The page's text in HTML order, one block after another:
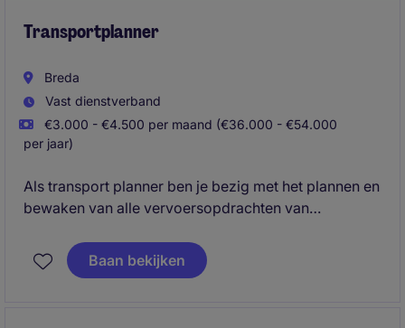
implementation.
Transportplanner
Breda
Vast dienstverband
€3.000 - €4.500 per maand (€36.000 - €54.000
per jaar)
Als transport planner ben je bezig met het plannen en
bewaken van alle vervoersopdrachten van
staat alle administratieve taken te kunnen uitvoeren
om te voldoen aan de KPI's.
Baan bekijken